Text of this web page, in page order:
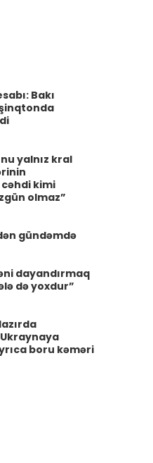
Bakı
yalnız kral
cəhdi kimi
olmaz”
gündəmdə
dayandırmaq
də yoxdur”
boru kəməri